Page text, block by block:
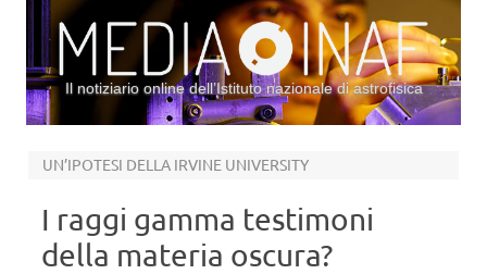
Il notiziario online dell’Istituto nazionale di astrofisica
UN’IPOTESI DELLA IRVINE UNIVERSITY
I raggi gamma testimoni
della materia oscura?